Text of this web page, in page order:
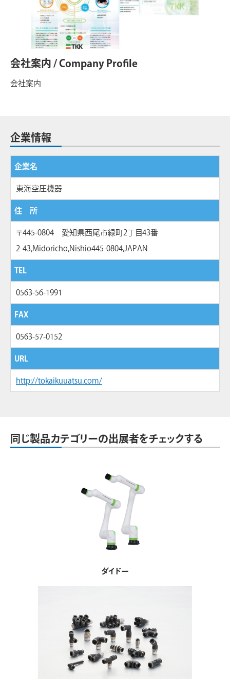
会社案内 / Company Profile
会社案内
企業情報
企業名
東海空圧機器
住 所
〒445-0804 愛知県西尾市緑町2丁目43番
2-43,Midoricho,Nishio445-0804,JAPAN
TEL
0563-56-1991
FAX
0563-57-0152
URL
http://tokaikuuatsu.com/
同じ製品カテゴリーの出展者をチェックする
ダイドー